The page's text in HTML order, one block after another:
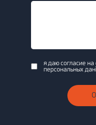
я даю согласие на
персональных